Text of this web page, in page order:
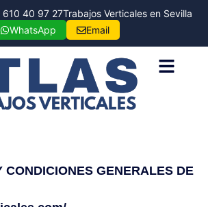
40 97 27Trabajos Verticales en Sevilla
WhatsApp
Email
CONDICIONES GENERALES DE